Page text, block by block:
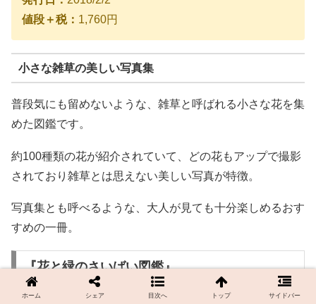
値段＋税： 1,760円
小さな雑草の美しい写真集
普段気にも留めないような、雑草と呼ばれる小さな花を集
めた図鑑です。
約100種類の花が紹介されていて、どの花もアップで撮影
されており雑草とは思えない美しい写真が特徴。
写真集とも呼べるような、大人が見ても十分楽しめるおす
すめの一冊。
『花と緑のさいばい図鑑』
ホーム シェア 目次へ トップ サイドバー